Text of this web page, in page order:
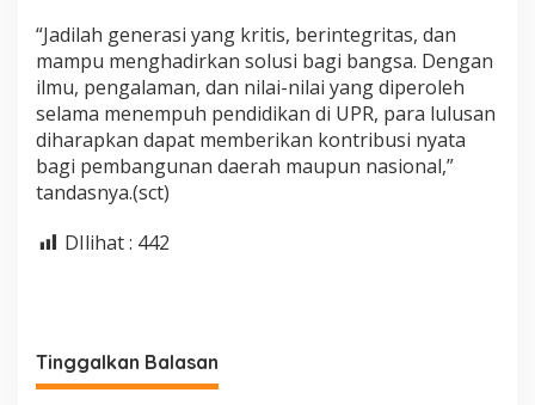
“Jadilah generasi yang kritis, berintegritas, dan
mampu menghadirkan solusi bagi bangsa. Dengan
ilmu, pengalaman, dan nilai-nilai yang diperoleh
selama menempuh pendidikan di UPR, para lulusan
diharapkan dapat memberikan kontribusi nyata
bagi pembangunan daerah maupun nasional,”
tandasnya.(sct)
DIlihat : 442
Tinggalkan Balasan